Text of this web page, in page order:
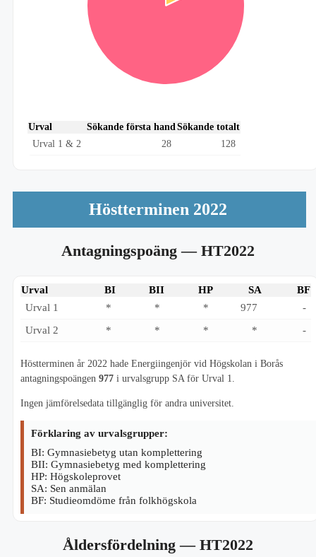
Urval Sökande första hand Sökande totalt
Urval 1 & 2
28 128
Höstterminen 2022
Antagningspoäng— HT2022
Urval BI BII HP SA
BF
Urval 1
* * * 977
-
Urval 2
* * * * -
Höstterminen år 2022 hade Energiingenjör vid Högskolan i Borås
antagningspoängen 977 i urvalsgrupp SA för Urval 1.
Ingen jämförelsedata tillgänglig för andra universitet.
Förklaring av urvalsgrupper:
BI: Gymnasiebetyg utan komplettering
BII: Gymnasiebetyg med komplettering
HP: Högskoleprovet
SA: Sen anmälan
BF: Studieomdöme från folkhögskola
Åldersfördelning— HT2022